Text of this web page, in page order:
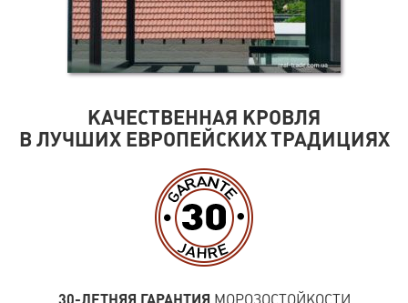
КАЧЕСТВЕННАЯ КРОВЛЯ
В ЛУЧШИХ ЕВРОПЕЙСКИХ ТРАДИЦИЯХ
30-ЛЕТНЯЯ ГАРАНТИЯ